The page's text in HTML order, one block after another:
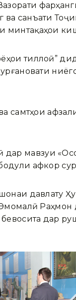
санъати
минтақаҳои
тиллоӣ”
самтҳои
мавзуи
афкор
давлату
дар